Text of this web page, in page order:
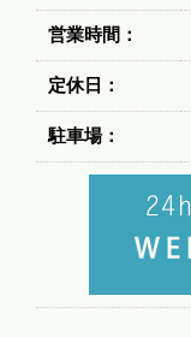
営業時間：
定休日：
駐車場：